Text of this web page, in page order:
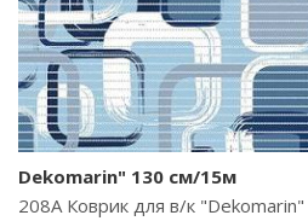
Dekomarin" 130 см/15м
208A Коврик для в/к